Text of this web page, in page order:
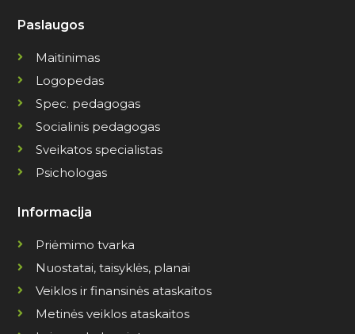
Paslaugos
Maitinimas
Logopedas
Spec. pedagogas
Socialinis pedagogas
Sveikatos specialistas
Psichologas
Informacija
Priėmimo tvarka
Nuostatai, taisyklės, planai
Veiklos ir finansinės ataskaitos
Metinės veiklos ataskaitos